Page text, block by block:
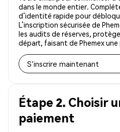
dans le monde entier.
d’identité rapide pour
L’inscription sécurisée de
les audits de réserves,
départ, faisant de Phemex
S'inscrire maintenant
Étape 2. Choisir
paiement